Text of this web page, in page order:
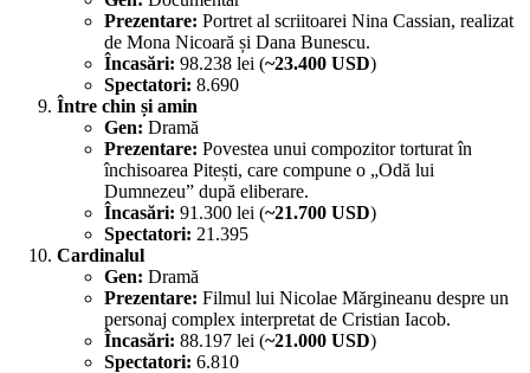
Prezentare: Portret al scriitoarei Nina Cassian, realizat
de Mona Nicoară și Dana Bunescu.
Încasări: 98.238 lei (~23.400 USD)
Spectatori: 8.690
Între chin și amin
Gen: Dramă
Prezentare: Povestea unui compozitor torturat în
închisoarea Pitești, care compune o „Odă lui
Dumnezeu” după eliberare.
Încasări: 91.300 lei (~21.700 USD)
Spectatori: 21.395
Cardinalul
Gen: Dramă
Prezentare: Filmul lui Nicolae Mărgineanu despre un
personaj complex interpretat de Cristian Iacob.
Încasări: 88.197 lei (~21.000 USD)
Spectatori: 6.810